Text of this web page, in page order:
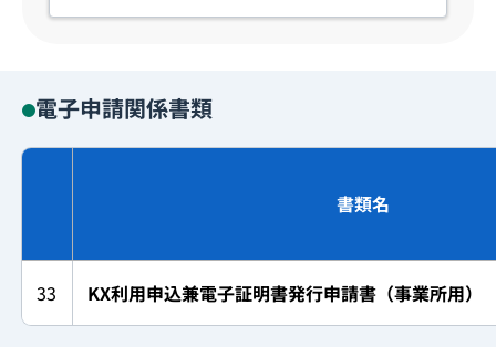
電子申請関係書類
書類名
33 KX利用申込兼電子証明書発行申請書（事業所用）